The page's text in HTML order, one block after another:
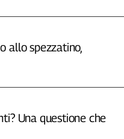
allo spezzatino,
Una questione che